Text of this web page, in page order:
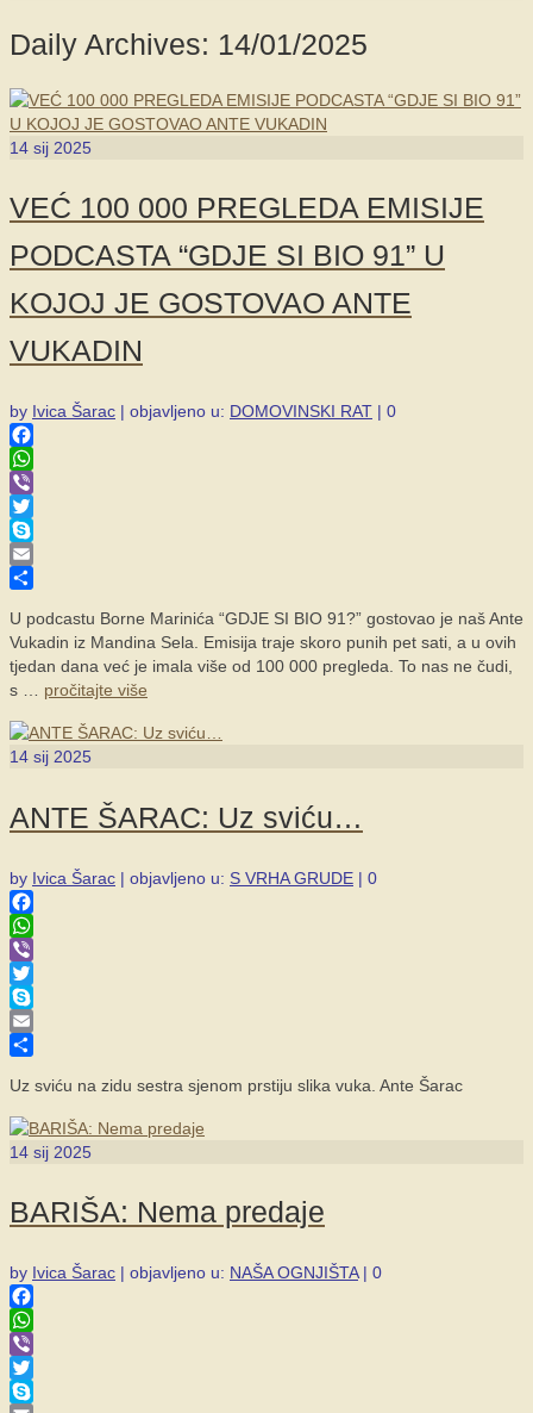
Daily Archives: 14/01/2025
14 sij 2025
VEĆ 100 000 PREGLEDA EMISIJE
PODCASTA “GDJE SI BIO 91” U
KOJOJ JE GOSTOVAO ANTE
VUKADIN
by Ivica Šarac | objavljeno u: DOMOVINSKI RAT | 0
Facebook
WhatsApp
Viber
Twitter
Skype
Email
U podcastu Borne Marinića “GDJE SI BIO 91?” gostovao je naš Ante
Vukadin iz Mandina Sela. Emisija traje skoro punih pet sati, a u ovih
tjedan dana već je imala više od 100 000 pregleda. To nas ne čudi,
s … pročitajte više
14 sij 2025
ANTE ŠARAC: Uz sviću…
by Ivica Šarac | objavljeno u: S VRHA GRUDE | 0
Facebook
WhatsApp
Viber
Twitter
Skype
Email
Uz sviću na zidu sestra sjenom prstiju slika vuka. Ante Šarac
14 sij 2025
BARIŠA: Nema predaje
by Ivica Šarac | objavljeno u: NAŠA OGNJIŠTA | 0
Facebook
WhatsApp
Viber
Twitter